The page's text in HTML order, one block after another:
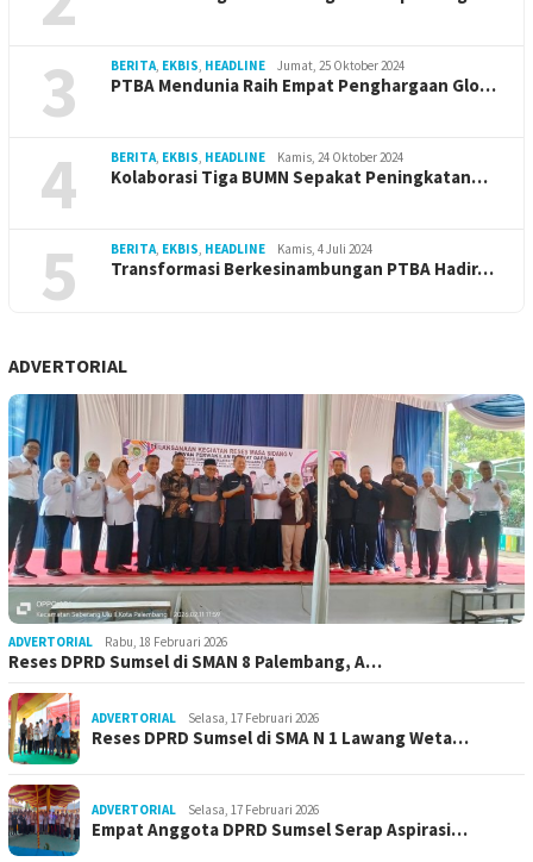
3 BERITA EKBIS HEADLINE Jumat, 25 Oktober 2024
PTBA Mendunia Raih Empat Penghargaan Glo…
4 BERITA EKBIS HEADLINE Kamis, 24 Oktober 2024
Kolaborasi Tiga BUMN Sepakat Peningkatan…
5 BERITA EKBIS HEADLINE Kamis, 4 Juli 2024
Transformasi Berkesinambungan PTBA Hadir…
ADVERTORIAL
ADVERTORIAL Rabu, 18 Februari 2026
Reses DPRD Sumsel di SMAN 8 Palembang, A…
ADVERTORIAL Selasa, 17 Februari 2026
Reses DPRD Sumsel di SMA N 1 Lawang Weta…
ADVERTORIAL Selasa, 17 Februari 2026
Empat Anggota DPRD Sumsel Serap Aspirasi…